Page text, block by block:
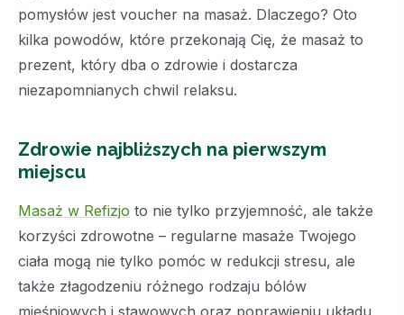
pomysłów jest voucher na masaż. Dlaczego? Oto
kilka powodów, które przekonają Cię, że masaż to
prezent, który dba o zdrowie i dostarcza
niezapomnianych chwil relaksu.
Zdrowie najbliższych na pierwszym
miejscu
Masaż w Refizjo to nie tylko przyjemność, ale także
korzyści zdrowotne – regularne masaże Twojego
ciała mogą nie tylko pomóc w redukcji stresu, ale
także złagodzeniu różnego rodzaju bólów